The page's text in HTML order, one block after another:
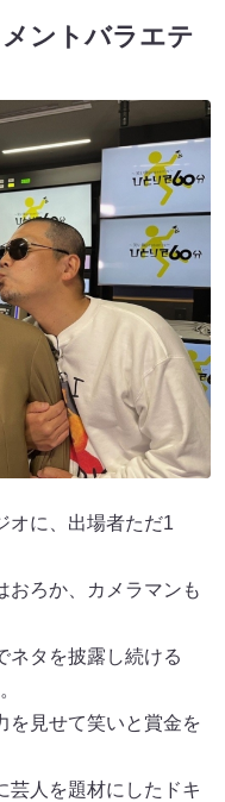
ントバラエテ
オに、出場者ただ1
おろか、カメラマンも
ネタを披露し続ける
を見せて笑いと賞金を
芸人を題材にしたドキ